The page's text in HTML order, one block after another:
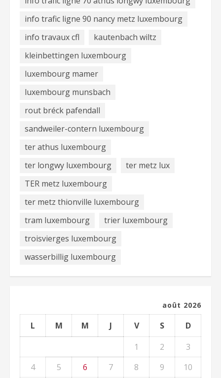
info trafic ligne 90 nancy metz luxembourg
info travaux cfl
kautenbach wiltz
kleinbettingen luxembourg
luxembourg mamer
luxembourg munsbach
rout bréck pafendall
sandweiler-contern luxembourg
ter athus luxembourg
ter longwy luxembourg
ter metz lux
TER metz luxembourg
ter metz thionville luxembourg
tram luxembourg
trier luxembourg
troisvierges luxembourg
wasserbillig luxembourg
août 2026
L M M J V S
D
1
2
3
4
5 6 7 8 9
10